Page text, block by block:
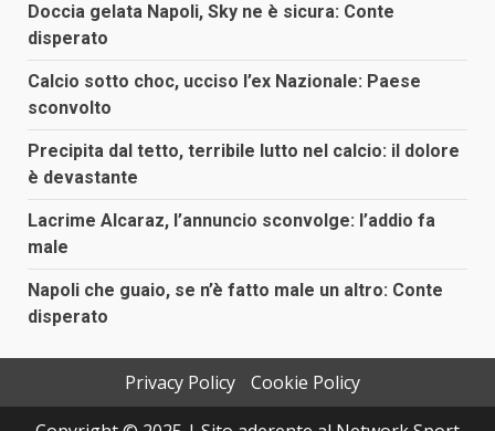
Doccia gelata Napoli, Sky ne è sicura: Conte
disperato
Calcio sotto choc, ucciso l’ex Nazionale: Paese
sconvolto
Precipita dal tetto, terribile lutto nel calcio: il dolore
è devastante
Lacrime Alcaraz, l’annuncio sconvolge: l’addio fa
male
Napoli che guaio, se n’è fatto male un altro: Conte
disperato
Privacy Policy
Cookie Policy